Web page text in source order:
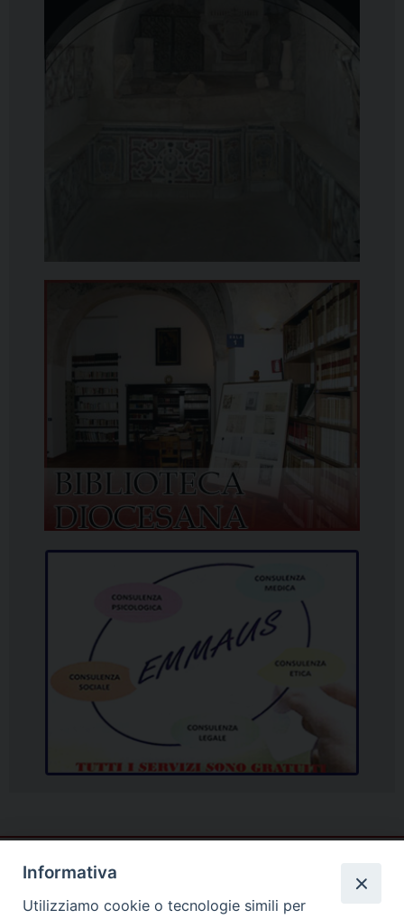
Informativa
Utilizziamo cookie o tecnologie simili per